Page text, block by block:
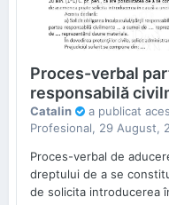
Proces-verbal
responsabilă
Catalin
a publicat
Profesional, 29 August,
Proces-verbal de
dreptului de a se
de solicita introducerea